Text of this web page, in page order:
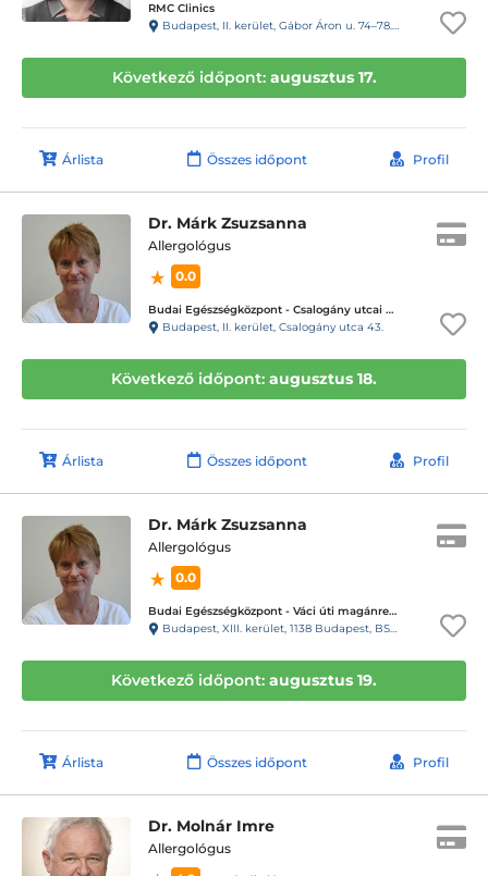
RMC Clinics
Budapest, II. kerület, Gábor Áron u. 74–78. III. emelet
Következő időpont: augusztus 17.
Árlista Összes időpont Profil
Dr. Márk Zsuzsanna
Allergológus
0.0
Budai Egészségközpont - Csalogány utcai magánrendelők
Budapest, II. kerület, Csalogány utca 43.
Következő időpont: augusztus 18.
Árlista Összes időpont Profil
Dr. Márk Zsuzsanna
Allergológus
0.0
Budai Egészségközpont - Váci úti magánrendelők
Budapest, XIII. kerület, 1138 Budapest, BSR Center, Váci út 135-139.
Következő időpont: augusztus 19.
Árlista Összes időpont Profil
Dr. Molnár Imre
Allergológus